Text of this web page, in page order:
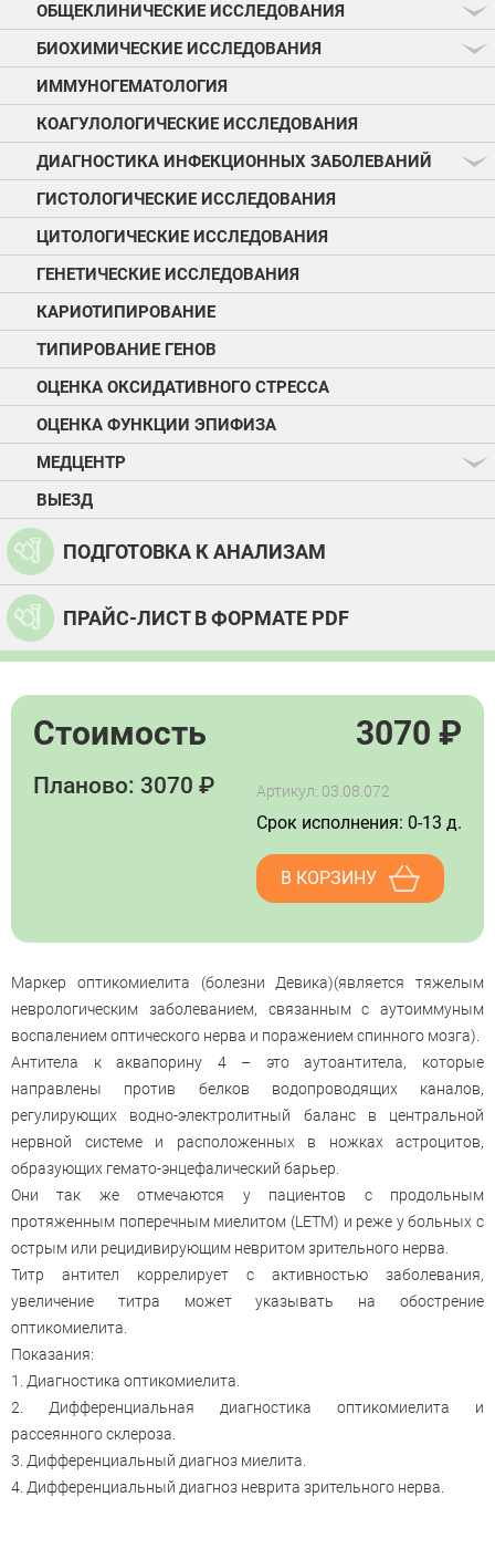
ОБЩЕКЛИНИЧЕСКИЕ ИССЛЕДОВАНИЯ
БИОХИМИЧЕСКИЕ ИССЛЕДОВАНИЯ
ИММУНОГЕМАТОЛОГИЯ
КОАГУЛОЛОГИЧЕСКИЕ ИССЛЕДОВАНИЯ
ДИАГНОСТИКА ИНФЕКЦИОННЫХ ЗАБОЛЕВАНИЙ
ГИСТОЛОГИЧЕСКИЕ ИССЛЕДОВАНИЯ
ЦИТОЛОГИЧЕСКИЕ ИССЛЕДОВАНИЯ
ГЕНЕТИЧЕСКИЕ ИССЛЕДОВАНИЯ
КАРИОТИПИРОВАНИЕ
ТИПИРОВАНИЕ ГЕНОВ
ОЦЕНКА ОКСИДАТИВНОГО СТРЕССА
ОЦЕНКА ФУНКЦИИ ЭПИФИЗА
МЕДЦЕНТР
ВЫЕЗД
ПОДГОТОВКА К АНАЛИЗАМ
ПРАЙС-ЛИСТ В ФОРМАТЕ PDF
Стоимость 3070 ₽
Планово: 3070 ₽ Артикул: 03.08.072
Срок исполнения: 0-13 д.
В КОРЗИНУ
Маркер оптикомиелита (болезни Девика)(является тяжелым
неврологическим заболеванием, связанным с аутоиммуным
воспалением оптического нерва и поражением спинного мозга).
Антитела к аквапорину 4 – это аутоантитела, которые
направлены против белков водопроводящих каналов,
регулирующих водно-электролитный баланс в центральной
нервной системе и расположенных в ножках астроцитов,
образующих гемато-энцефалический барьер.
Они так же отмечаются у пациентов с продольным
протяженным поперечным миелитом (LETM) и реже у больных с
острым или рецидивирующим невритом зрительного нерва.
Титр антител коррелирует с активностью заболевания,
увеличение титра может указывать на обострение
оптикомиелита.
Показания:
1. Диагностика оптикомиелита.
2. Дифференциальная диагностика оптикомиелита и
рассеянного склероза.
3. Дифференциальный диагноз миелита.
4. Дифференциальный диагноз неврита зрительного нерва.